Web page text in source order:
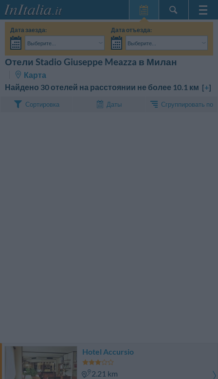
Главная
Мои
бронирования
InItalia Club
Дата заезда:
Выберите...
Дата отъезда:
Выберите...
Дети:
Точные даты поездки мне пока не известны Поиск
Отели Stadio Giuseppe Meazza в Милан
Карта
Найдено 30 отелей на расстоянии не более 10.1 км [+]
Сортировка Даты Сгруппировать по
Hotel Accursio
2.21 km